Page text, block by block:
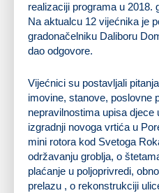
realizaciji programa u 2018.
Na aktualcu 12 vijećnika je
gradonačelniku Daliboru
dao odgovore.
Vijećnici su postavljali
imovine, stanove, poslovne
nepravilnostima upisa djece
izgradnji novoga vrtića u
mini rotora kod Svetoga
održavanju groblja, o
plaćanje u poljoprivredi,
prelazu , o rekonstrukciji